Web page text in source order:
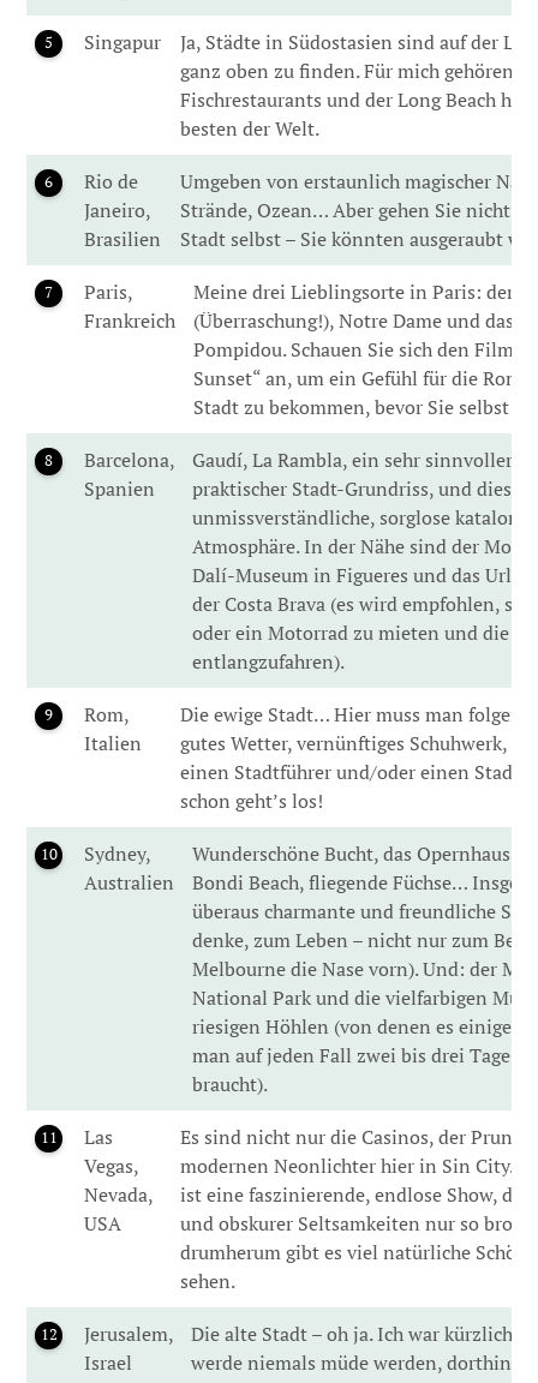
5 Singapur
Ja, Städte in Südostasien sind auf der
ganz oben zu finden. Für mich gehören
Fischrestaurants und der Long Beach
besten der Welt.
6
Rio de
Janeiro,
Brasilien
Umgeben von erstaunlich magischer
Strände, Ozean… Aber gehen Sie nicht
Stadt selbst – Sie könnten ausgeraubt
7
Paris,
Frankreich
Meine drei Lieblingsorte in Paris: der
(Überraschung!), Notre Dame und das
Pompidou. Schauen Sie sich den Film
Sunset“ an, um ein Gefühl für die
Stadt zu bekommen, bevor Sie selbst
8
Barcelona,
Spanien
Gaudí, La Rambla, ein sehr sinnvoller
praktischer Stadt-Grundriss, und diese
unmissverständliche, sorglose
Atmosphäre. In der Nähe sind der
Dalí-Museum in Figueres und das
der Costa Brava (es wird empfohlen,
oder ein Motorrad zu mieten und die
entlangzufahren).
9
Rom,
Italien
Die ewige Stadt… Hier muss man
gutes Wetter, vernünftiges Schuhwerk,
einen Stadtführer und/oder einen
schon geht’s los!
10
Sydney,
Australien
Wunderschöne Bucht, das Opernhaus,
Bondi Beach, fliegende Füchse…
überaus charmante und freundliche
denke, zum Leben – nicht nur zum
Melbourne die Nase vorn). Und: der
National Park und die vielfarbigen
riesigen Höhlen (von denen es einige
man auf jeden Fall zwei bis drei Tage
braucht).
11
Las
Vegas,
Nevada,
USA
Es sind nicht nur die Casinos, der Prunk
modernen Neonlichter hier in Sin City.
ist eine faszinierende, endlose Show, die
und obskurer Seltsamkeiten nur so
drumherum gibt es viel natürliche
sehen.
12
Jerusalem,
Israel
Die alte Stadt – oh ja. Ich war kürzlich
werde niemals müde werden, dorthin